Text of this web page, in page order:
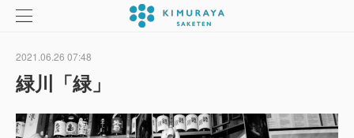
2021.06.26 07:48
緑川「緑」